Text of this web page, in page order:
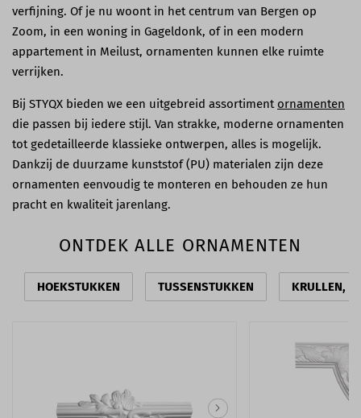
verfijning. Of je nu woont in het centrum van Bergen op
Zoom, in een woning in Gageldonk, of in een modern
appartement in Meilust, ornamenten kunnen elke ruimte
verrijken.
Bij STYQX bieden we een uitgebreid assortiment ornamenten
die passen bij iedere stijl. Van strakke, moderne ornamenten
tot gedetailleerde klassieke ontwerpen, alles is mogelijk.
Dankzij de duurzame kunststof (PU) materialen zijn deze
ornamenten eenvoudig te monteren en behouden ze hun
pracht en kwaliteit jarenlang.
ONTDEK ALLE ORNAMENTEN
HOEKSTUKKEN TUSSENSTUKKEN KRULLEN,